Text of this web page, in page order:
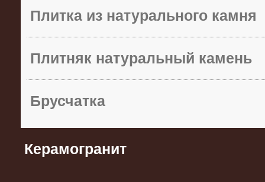
Плитка из натурального камня
Плитняк натуральный камень
Брусчатка
Керамогранит